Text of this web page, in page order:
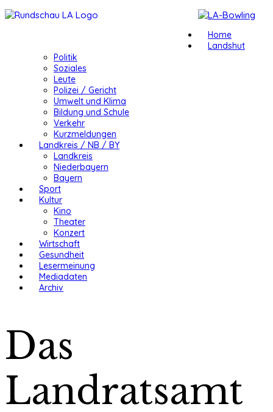
Home
Landshut
Politik
Soziales
Leute
Polizei / Gericht
Umwelt und Klima
Bildung und Schule
Verkehr
Kurzmeldungen
Landkreis / NB / BY
Landkreis
Niederbayern
Bayern
Sport
Kultur
Kino
Theater
Konzert
Wirtschaft
Gesundheit
Lesermeinung
Mediadaten
Archiv
Das
Landratsamt